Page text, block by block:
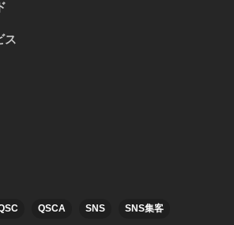
ス
QSCA SNS SNS集客